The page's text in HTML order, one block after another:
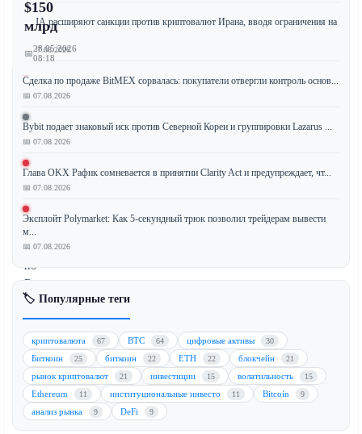
$150
млрд
📅28.05.2026
08:18
Известный
управляющий
хедж-
фондом
с
медвежьим
прогнозом
по
Биткоину
(BTC),
предупредив,
что
ведущая
криптовалюта
может
столкнуться
США расширяют санкции против криптовалют Ирана, вводя ограничения на
📅 07.08.2026
Сделка по продаже BitMEX сорвалась: покупатели отвергли контроль основ...
📅 07.08.2026
Bybit подает знаковый иск против Северной Кореи и группировки Lazarus ...
📅 07.08.2026
Глава OKX Рафик сомневается в принятии Clarity Act и предупреждает, чт...
📅 07.08.2026
Эксплойт Polymarket: Как 5-секундный трюк позволил трейдерам вывести
м...
📅 07.08.2026
🏷️ Популярные теги
криптовалюта 67 BTC 64 цифровые активы 30
Биткоин 25 биткоин 22 ETH 22 блокчейн 21
рынок криптовалют 21 инвестиции 15 волатильность 15
Ethereum 11 институциональные инвесто 11 Bitcoin 9
анализ рынка 9 DeFi 9